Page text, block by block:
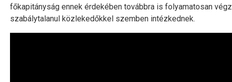
főkapitányság ennek érdekében továbbra is folyamatosan
szabálytalanul közlekedőkkel szemben intézkednek.​